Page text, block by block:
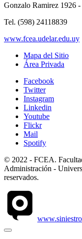
Gonzalo Ramirez 1926
Tel. (598) 24118839
www.fcea.udelar.edu.uy
Mapa del Sitio
Área Privada
Facebook
Twitter
Instagram
Linkedin
Youtube
Flickr
Mail
Spotify
© 2022 - FCEA.
Administración -
reservados.